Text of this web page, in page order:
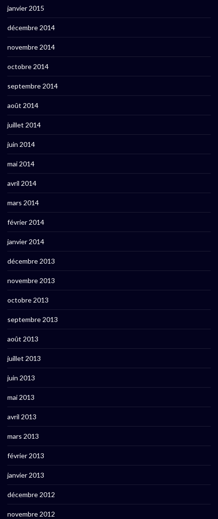
janvier 2015
décembre 2014
novembre 2014
octobre 2014
septembre 2014
août 2014
juillet 2014
juin 2014
mai 2014
avril 2014
mars 2014
février 2014
janvier 2014
décembre 2013
novembre 2013
octobre 2013
septembre 2013
août 2013
juillet 2013
juin 2013
mai 2013
avril 2013
mars 2013
février 2013
janvier 2013
décembre 2012
novembre 2012